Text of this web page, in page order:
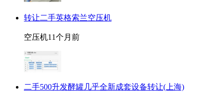
转让二手英格索兰空压机
空压机11个月前
二手500升发酵罐几乎全新成套设备转让(上海)